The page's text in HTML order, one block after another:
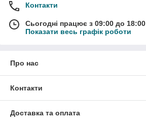
Контакти
Сьогодні працює з 09:00 до 18:00
Показати весь графік роботи
Про нас
Контакти
Доставка та оплата